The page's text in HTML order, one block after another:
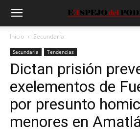
Inicio Secundaria
Secundaria Tendencias
Dictan prisión
exelementos de
por presunto
menores en